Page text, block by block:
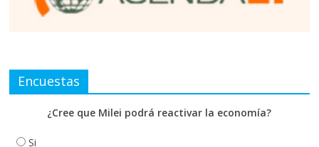
Encuestas
¿Cree que Milei podrá reactivar la economía?
Si